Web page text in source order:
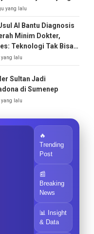
Disadari
yang lalu
AI Bantu Diagnosis
Minim Dokter,
Teknologi Tak Bisa
Peran Dokter
lalu
Sultan Jadi
di Sumenep
lalu
🔥
Trending
Post
📰
Breaking
News
📊 Insight
& Data